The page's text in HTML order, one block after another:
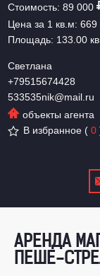
Стоимость:89 000
Цена за 1 кв.м:669
Площадь: 133.00
Светлана
+79515674428
533535nik@mail.ru
объекты агента
В избранное (0
АРЕНДА
ПЕШЕ-